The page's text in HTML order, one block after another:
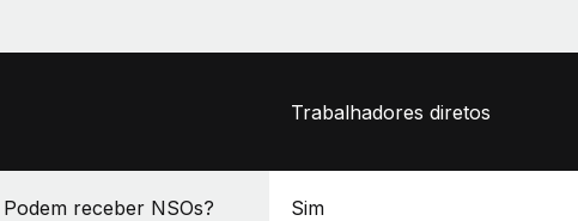
Trabalhadores diretos
Podem receber NSOs? Sim